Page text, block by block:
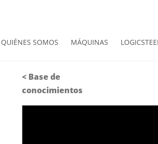
QUIÉNES SOMOS MÁQUINAS LOGICSTEEL
< Base de
conocimientos